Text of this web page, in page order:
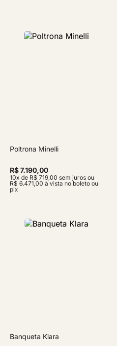
Poltrona Minelli
R$ 7.190,00
10x de R$ 719,00 sem juros ou
R$ 6.471,00 à vista no boleto ou
pix
Banqueta Klara